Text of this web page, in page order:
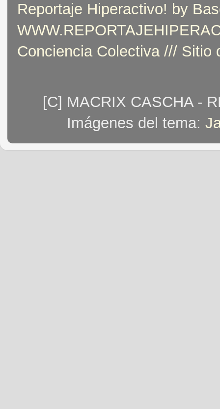
Reportaje Hiperactivo! by
Conciencia Colectiva /// Sitio
[C] MACRIX CASCHA -
Imágenes del tema: